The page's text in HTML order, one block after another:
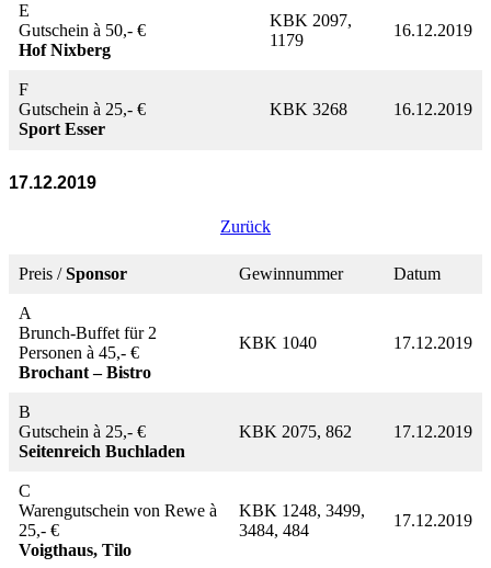
E
Gutschein à 50,- €
Hof Nixberg
KBK 2097,
1179
16.12.2019
F
Gutschein à 25,- €
Sport Esser
KBK 3268 16.12.2019
17.12.2019
Zurück
Preis /Sponsor Gewinnummer Datum
A
Brunch-Buffet für 2
Personen à 45,- €
Brochant – Bistro
KBK 1040 17.12.2019
B
Gutschein à 25,- €
Seitenreich Buchladen
KBK 2075, 862 17.12.2019
C
Warengutschein von Rewe à
25,- €
Voigthaus, Tilo
KBK 1248, 3499,
3484, 484
17.12.2019